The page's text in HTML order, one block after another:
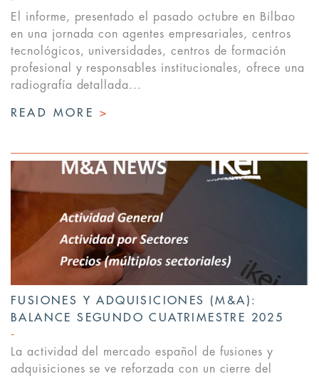
El informe, presentado el pasado octubre en Bilbao
en una jornada con agentes empresariales, centros
tecnológicos, universidades, centros de formación
profesional y responsables institucionales, ofrece una
radiografía detallada...
READ MORE >
FUSIONES Y ADQUISICIONES (M&A):
BALANCE SEGUNDO CUATRIMESTRE 2025
La actividad del mercado español de fusiones y
adquisiciones se ve reforzada con un cierre del